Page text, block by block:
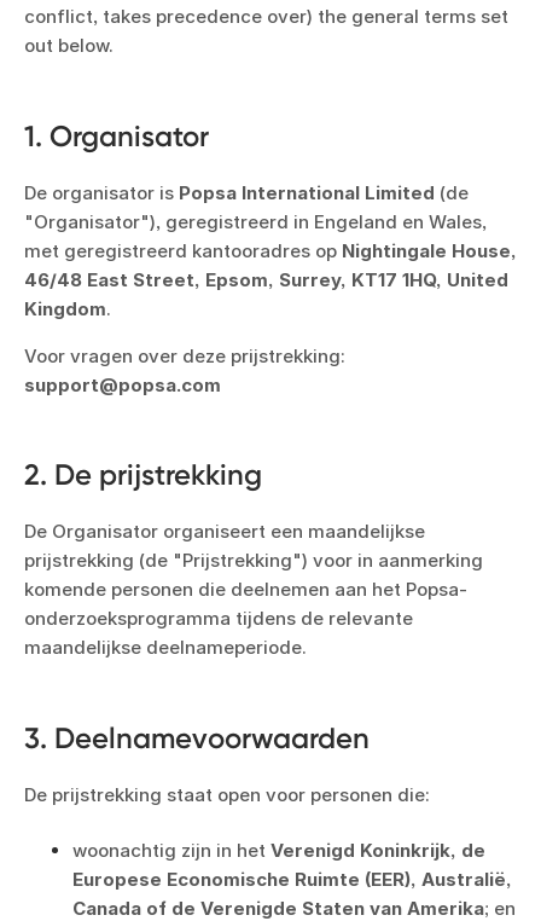
conflict, takes precedence over) the general terms set
out below.
1. Organisator
De organisator is Popsa International Limited (de
"Organisator"), geregistreerd in Engeland en Wales,
met geregistreerd kantooradres op Nightingale House,
46/48 East Street, Epsom, Surrey, KT17 1HQ, United
Kingdom.
Voor vragen over deze prijstrekking:
support@popsa.com
2. De prijstrekking
De Organisator organiseert een maandelijkse
prijstrekking (de "Prijstrekking") voor in aanmerking
komende personen die deelnemen aan het Popsa-
onderzoeksprogramma tijdens de relevante
maandelijkse deelnameperiode.
3. Deelnamevoorwaarden
De prijstrekking staat open voor personen die:
woonachtig zijn in het Verenigd Koninkrijk, de
Europese Economische Ruimte (EER), Australië,
Canada of de Verenigde Staten van Amerika; en